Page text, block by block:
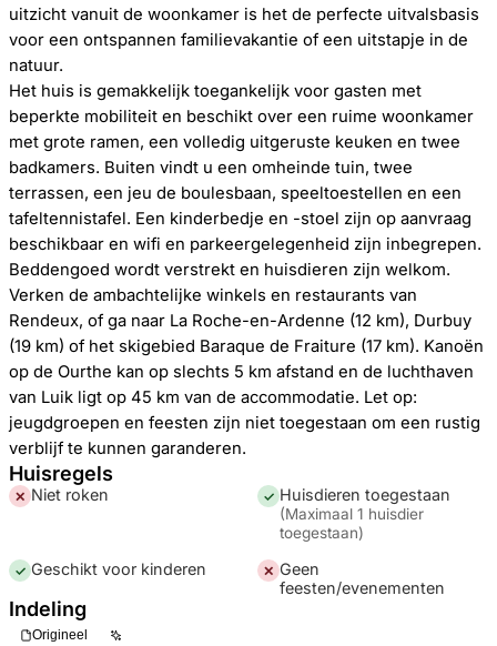
uitzicht vanuit de woonkamer is het de perfecte uitvalsbasis
voor een ontspannen familievakantie of een uitstapje in de
natuur.
Het huis is gemakkelijk toegankelijk voor gasten met
beperkte mobiliteit en beschikt over een ruime woonkamer
met grote ramen, een volledig uitgeruste keuken en twee
badkamers. Buiten vindt u een omheinde tuin, twee
terrassen, een jeu de boulesbaan, speeltoestellen en een
tafeltennistafel. Een kinderbedje en -stoel zijn op aanvraag
beschikbaar en wifi en parkeergelegenheid zijn inbegrepen.
Beddengoed wordt verstrekt en huisdieren zijn welkom.
Verken de ambachtelijke winkels en restaurants van
Rendeux, of ga naar La Roche-en-Ardenne (12 km), Durbuy
(19 km) of het skigebied Baraque de Fraiture (17 km). Kanoën
op de Ourthe kan op slechts 5 km afstand en de luchthaven
van Luik ligt op 45 km van de accommodatie. Let op:
jeugdgroepen en feesten zijn niet toegestaan om een rustig
verblijf te kunnen garanderen.
Huisregels
✕ Niet roken ✓ Huisdieren toegestaan
(Maximaal 1 huisdier
toegestaan)
✓ Geschikt voor kinderen ✕ Geen
feesten/evenementen
Indeling
Origineel